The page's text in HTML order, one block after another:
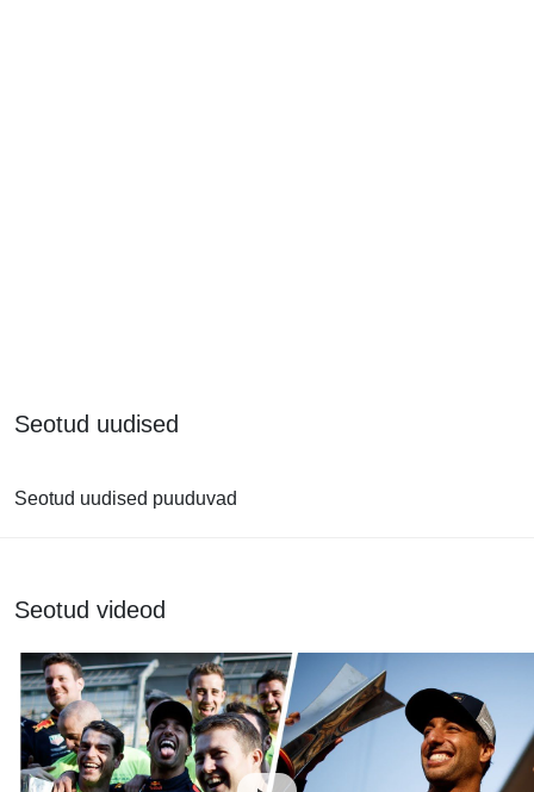
Seotud uudised
Seotud uudised puuduvad
Seotud videod